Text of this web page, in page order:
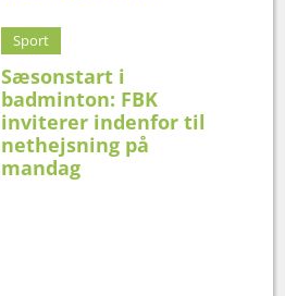
Sport
Sæsonstart i
badminton: FBK
inviterer indenfor til
nethejsning på
mandag